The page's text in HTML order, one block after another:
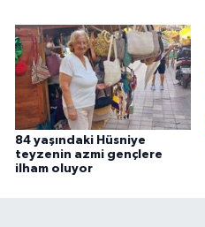
84 yaşındaki Hüsniye
teyzenin azmi gençlere
ilham oluyor